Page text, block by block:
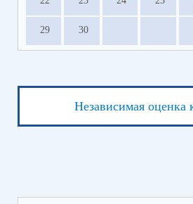
29 30
Независимая оценка